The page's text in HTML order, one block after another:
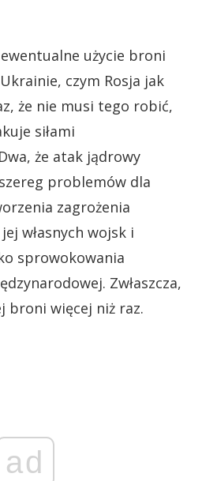
użycie broni
czym Rosja jak
że nie musi tego robić,
siłami
że atak jądrowy
problemów dla
zagrożenia
własnych wojsk i
sprowokowania
Zwłaszcza,
broni więcej niż raz.
ad